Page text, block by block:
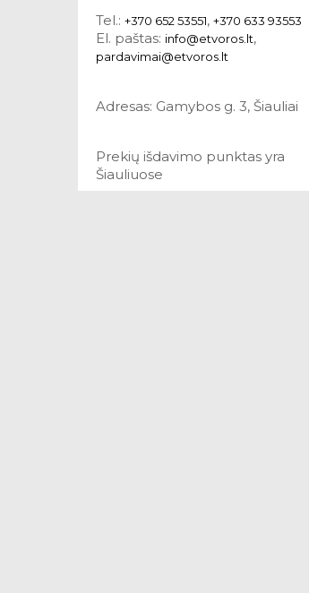
Tel.: +370 652 53551, +370 633 93553
El. paštas: info@etvoros.lt,
pardavimai@etvoros.lt
Adresas: Gamybos g. 3, Šiauliai
Prekių išdavimo punktas yra
Šiauliuose